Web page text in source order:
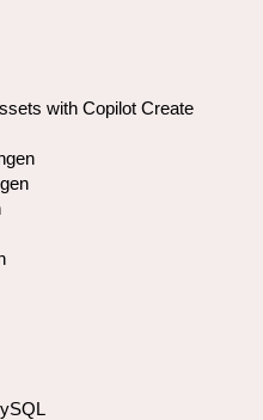
with Copilot Create